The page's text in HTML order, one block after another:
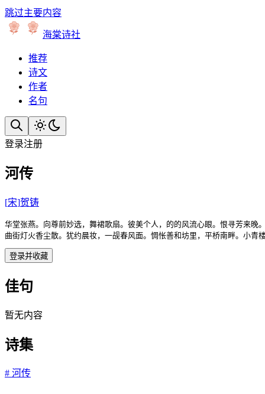
跳过主要内容
海棠诗社
推荐
诗文
作者
名句
登录注册
河传
[宋]贺铸
华堂张燕。向尊前妙选，舞裙歌扇。彼美个人，的的风流心眼。恨寻芳来晚
曲街灯火香尘散。犹约晨妆，一觇春风面。惆怅善和坊里，平桥南畔。小青
登录并收藏
佳句
暂无内容
诗集
# 河传